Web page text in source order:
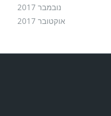
נובמבר 2017
אוקטובר 2017